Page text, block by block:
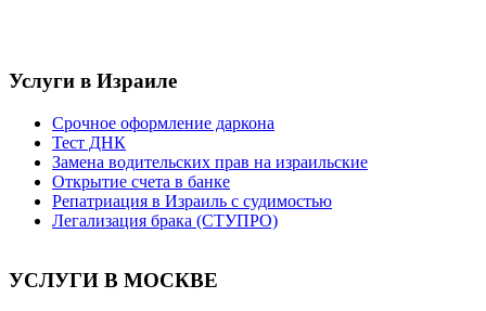
Услуги в Израиле
Срочное оформление даркона
Тест ДНК
Замена водительских прав на израильские
Открытие счета в банке
Репатриация в Израиль с судимостью
Легализация брака (СТУПРО)
УСЛУГИ В МОСКВЕ